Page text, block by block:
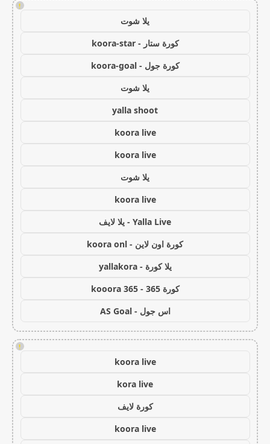
!
يلا شوت
كورة ستار - koora-star
كورة جول - koora-goal
يلا شوت
yalla shoot
koora live
koora live
يلا شوت
koora live
Yalla Live - يلا لايف
كورة اون لاين - koora onl
يلا كورة - yallakora
كورة 365 - kooora 365
اس جول - AS Goal
!
koora live
kora live
كورة لايف
koora live